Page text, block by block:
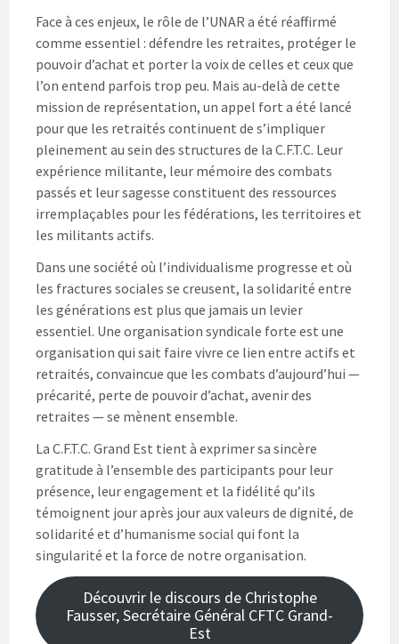
Face à ces enjeux, le rôle de l’UNAR a été réaffirmé
comme essentiel : défendre les retraites, protéger le
pouvoir d’achat et porter la voix de celles et ceux que
l’on entend parfois trop peu. Mais au-delà de cette
mission de représentation, un appel fort a été lancé
pour que les retraités continuent de s’impliquer
pleinement au sein des structures de la C.F.T.C. Leur
expérience militante, leur mémoire des combats
passés et leur sagesse constituent des ressources
irremplaçables pour les fédérations, les territoires et
les militants actifs.
Dans une société où l’individualisme progresse et où
les fractures sociales se creusent, la solidarité entre
les générations est plus que jamais un levier
essentiel. Une organisation syndicale forte est une
organisation qui sait faire vivre ce lien entre actifs et
retraités, convaincue que les combats d’aujourd’hui —
précarité, perte de pouvoir d’achat, avenir des
retraites — se mènent ensemble.
La C.F.T.C. Grand Est tient à exprimer sa sincère
gratitude à l’ensemble des participants pour leur
présence, leur engagement et la fidélité qu’ils
témoignent jour après jour aux valeurs de dignité, de
solidarité et d’humanisme social qui font la
singularité et la force de notre organisation.
Découvrir le discours de Christophe
Fausser, Secrétaire Général CFTC Grand-
Est